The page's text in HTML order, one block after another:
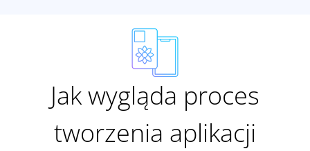
Jak wygląda proces
tworzenia aplikacji